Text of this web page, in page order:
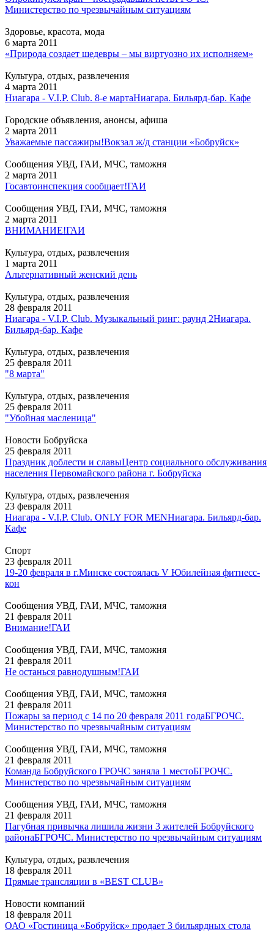
Министерство по чрезвычайным ситуациям
Здоровье, красота, мода
6 марта 2011
«Природа создает шедевры – мы виртуозно их исполняем»
Культура, отдых, развлечения
4 марта 2011
Ниагара - V.I.P. Club. 8-е мартаНиагара. Бильярд-бар. Кафе
Городские объявления, анонсы, афиша
2 марта 2011
Уважаемые пассажиры!Вокзал ж/д станции «Бобруйск»
Сообщения УВД, ГАИ, МЧС, таможня
2 марта 2011
Госавтоинспекция сообщает!ГАИ
Сообщения УВД, ГАИ, МЧС, таможня
2 марта 2011
ВНИМАНИЕ!ГАИ
Культура, отдых, развлечения
1 марта 2011
Альтернативный женский день
Культура, отдых, развлечения
28 февраля 2011
Ниагара - V.I.P. Club. Музыкальный ринг: раунд 2Ниагара.
Бильярд-бар. Кафе
Культура, отдых, развлечения
25 февраля 2011
"8 марта"
Культура, отдых, развлечения
25 февраля 2011
"Убойная масленица"
Новости Бобруйска
25 февраля 2011
Праздник доблести и славыЦентр социального обслуживания
населения Первомайского района г. Бобруйска
Культура, отдых, развлечения
23 февраля 2011
Ниагара - V.I.P. Club. ONLY FOR MENНиагара. Бильярд-бар.
Кафе
Спорт
23 февраля 2011
19-20 февраля в г.Минске состоялась V Юбилейная фитнесс-
кон
Сообщения УВД, ГАИ, МЧС, таможня
21 февраля 2011
Внимание!ГАИ
Сообщения УВД, ГАИ, МЧС, таможня
21 февраля 2011
Не останься равнодушным!ГАИ
Сообщения УВД, ГАИ, МЧС, таможня
21 февраля 2011
Пожары за период с 14 по 20 февраля 2011 годаБГРОЧС.
Министерство по чрезвычайным ситуациям
Сообщения УВД, ГАИ, МЧС, таможня
21 февраля 2011
Команда Бобруйского ГРОЧС заняла 1 местоБГРОЧС.
Министерство по чрезвычайным ситуациям
Сообщения УВД, ГАИ, МЧС, таможня
21 февраля 2011
Пагубная привычка лишила жизни 3 жителей Бобруйского
районаБГРОЧС. Министерство по чрезвычайным ситуациям
Культура, отдых, развлечения
18 февраля 2011
Прямые трансляции в «BEST CLUB»
Новости компаний
18 февраля 2011
ОАО «Гостиница «Бобруйск» продает 3 бильярдных стола